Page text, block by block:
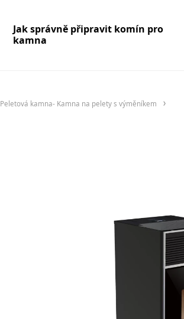
Jak správně připravit komín pro
kamna
Peletová kamna- Kamna na pelety s výměníkem